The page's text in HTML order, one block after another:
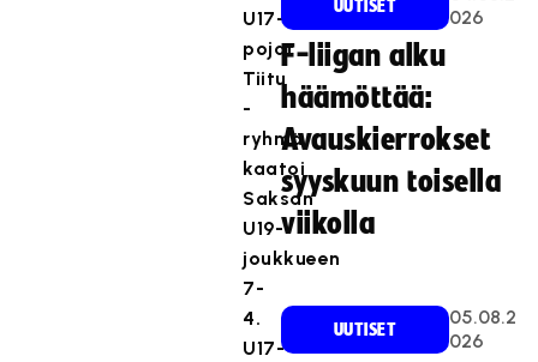
U17-
pojat
Tiitu
-
ryhmä
kaatoi
Saksan
U19-
joukkueen
7-
4.
U17-
UUTISET
026
F-liigan alku
häämöttää:
Avauskierrokset
syyskuun toisella
viikolla
UUTISET
05.08.2
026